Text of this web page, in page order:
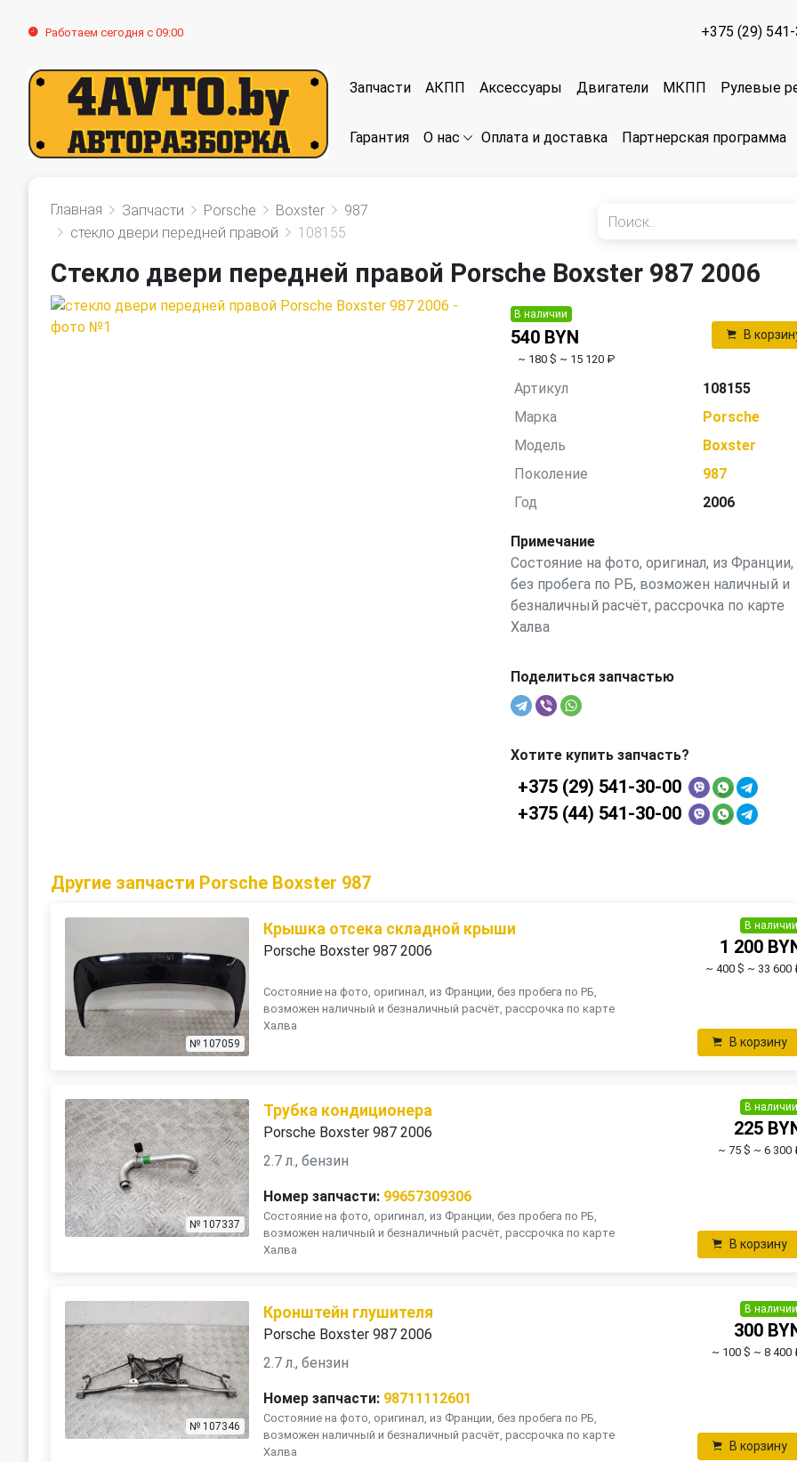
Работаем сегодня с 09:00 +375 (29)
Запчасти АКПП Аксессуары Двигатели МКПП Рулевые
Гарантия О нас Оплата и доставка Партнерская программа
Главная Запчасти Porsche Boxster
987
стекло двери передней правой
108155
Стекло двери передней правой Porsche Boxster 987 2006
В наличии
540 BYN
~ 180 $ ~ 15 120 ₽
В
Артикул
108155
Марка
Porsche
Модель
Boxster
Поколение
987
Год
2006
Примечание
Состояние на фото, оригинал, из Франции,
без пробега по РБ, возможен наличный и
безналичный расчёт, рассрочка по карте
Халва
Поделиться запчастью
Хотите купить запчасть?
+375 (29) 541-30-00
+375 (44) 541-30-00
Другие запчасти Porsche Boxster 987
№ 107059
Крышка отсека складной крыши
Porsche Boxster 987 2006
Состояние на фото, оригинал, из Франции, без пробега по РБ,
возможен наличный и безналичный расчёт, рассрочка по карте
Халва
В наличии
1 200
~ 400 $ ~ 33 600
В корзину
№ 107337
Трубка кондиционера
Porsche Boxster 987 2006
2.7 л., бензин
Номер запчасти: 99657309306
Состояние на фото, оригинал, из Франции, без пробега по РБ,
возможен наличный и безналичный расчёт, рассрочка по карте
Халва
В наличии
225
~ 75 $ ~ 6 300
В корзину
№ 107346
Кронштейн глушителя
Porsche Boxster 987 2006
2.7 л., бензин
Номер запчасти: 98711112601
Состояние на фото, оригинал, из Франции, без пробега по РБ,
возможен наличный и безналичный расчёт, рассрочка по карте
Халва
В наличии
300
~ 100 $ ~ 8 400
В корзину